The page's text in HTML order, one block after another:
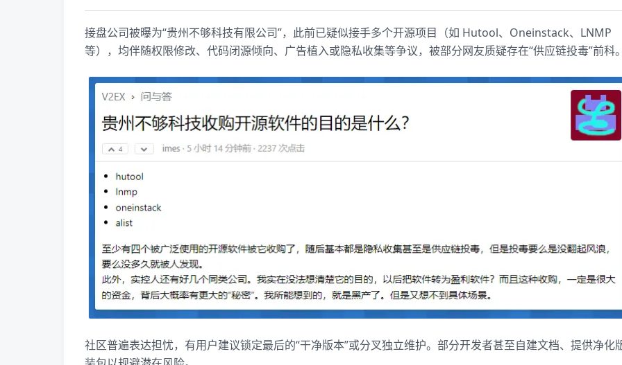
接盘公司被曝为“贵州不够科技有限公司”，此前已疑似接手多个开源项目（如 Hutool、Oneinstack、LNMP
等），均伴随权限修改、代码闭源倾向、广告植入或隐私收集等争议，被部分网友质疑存在“供应链投毒”前科
社区普遍表达担忧，有用户建议锁定最后的“干净版本”或分叉独立维护。部分开发者甚至自建文档、提供净化